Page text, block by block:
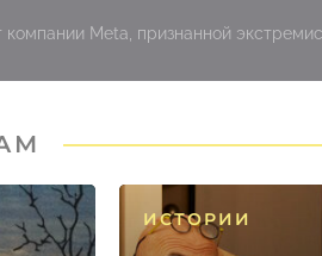
Meta, признанной
ИСТОРИИ